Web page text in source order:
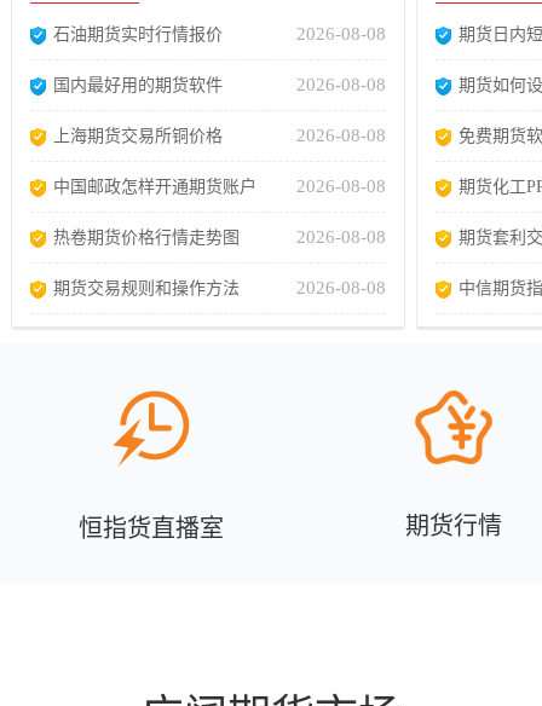
石油期货实时行情报价 2026-08-08
国内最好用的期货软件 2026-08-08
上海期货交易所铜价格 2026-08-08
中国邮政怎样开通期货账户 2026-08-08
热卷期货价格行情走势图 2026-08-08
期货交易规则和操作方法 2026-08-08
期货日内
期货如何
免费期货
期货化工
期货套利
中信期货
恒指货直播室 期货行情